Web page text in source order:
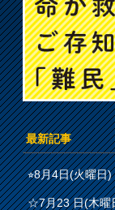
最新記事
⭐︎8月4日(火曜日
☆7月23 日(木曜